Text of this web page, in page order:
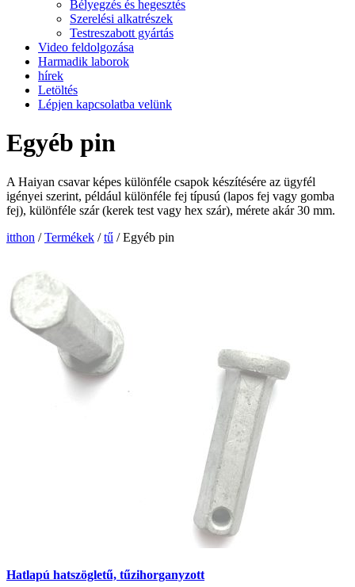
Bélyegzés és hegesztés
Szerelési alkatrészek
Testreszabott gyártás
Video feldolgozása
Harmadik laborok
hírek
Letöltés
Lépjen kapcsolatba velünk
Egyéb pin
A Haiyan csavar képes különféle csapok készítésére az ügyfél
igényei szerint, például különféle fej típusú (lapos fej vagy gomba
fej), különféle szár (kerek test vagy hex szár), mérete akár 30 mm.
itthon /Termékek /tű /Egyéb pin
Hatlapú hatszögletű, tűzihorganyzott